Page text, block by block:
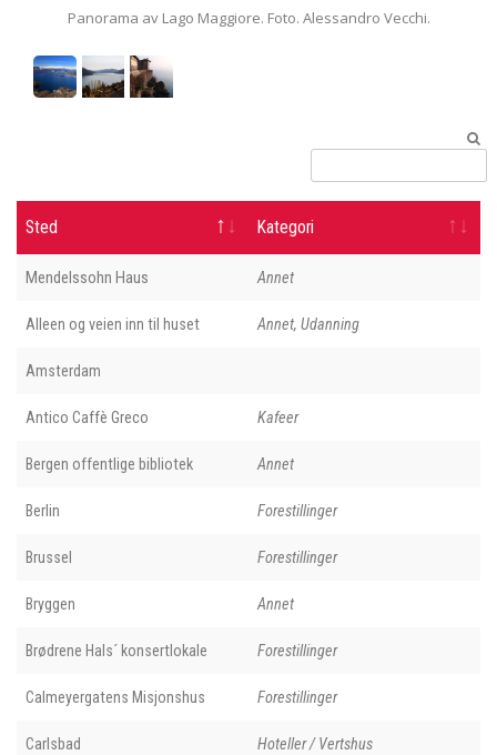
Panorama av Lago Maggiore. Foto. Alessandro Vecchi.
Sted Kategori
Mendelssohn Haus Annet
Alleen og veien inn til huset Annet, Udanning
Amsterdam
Antico Caffè Greco Kafeer
Bergen offentlige bibliotek Annet
Berlin Forestillinger
Brussel Forestillinger
Bryggen Annet
Brødrene Hals´ konsertlokale Forestillinger
Calmeyergatens Misjonshus Forestillinger
Carlsbad Hoteller / Vertshus